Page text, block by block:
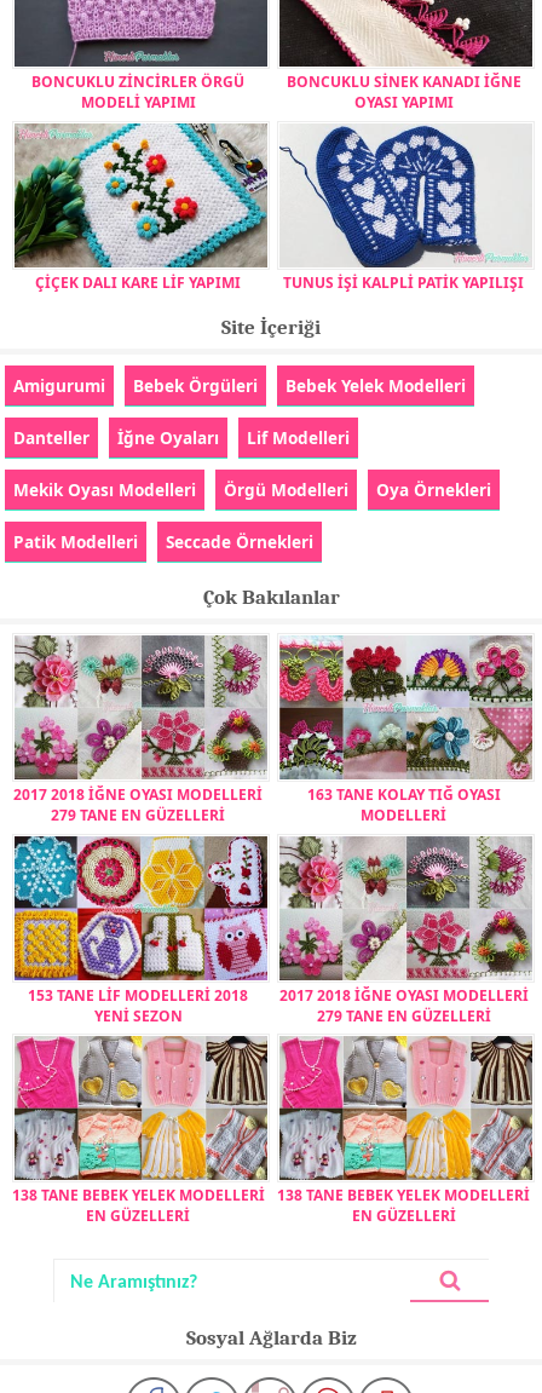
BONCUKLU ZİNCİRLER ÖRGÜ
MODELİ YAPIMI
BONCUKLU SİNEK KANADI İĞNE
OYASI YAPIMI
ÇİÇEK DALI KARE LİF YAPIMI TUNUS İŞİ KALPLİ PATİK YAPILIŞI
Site İçeriği
Amigurumi Bebek Örgüleri Bebek Yelek Modelleri
Danteller İğne Oyaları Lif Modelleri
Mekik Oyası Modelleri Örgü Modelleri Oya Örnekleri
Patik Modelleri Seccade Örnekleri
Çok Bakılanlar
2017 2018 İĞNE OYASI MODELLERİ
279 TANE EN GÜZELLERİ
163 TANE KOLAY TIĞ OYASI
MODELLERİ
153 TANE LİF MODELLERİ 2018
YENİ SEZON
2017 2018 İĞNE OYASI MODELLERİ
279 TANE EN GÜZELLERİ
138 TANE BEBEK YELEK MODELLERİ
EN GÜZELLERİ
138 TANE BEBEK YELEK MODELLERİ
EN GÜZELLERİ
Sosyal Ağlarda Biz